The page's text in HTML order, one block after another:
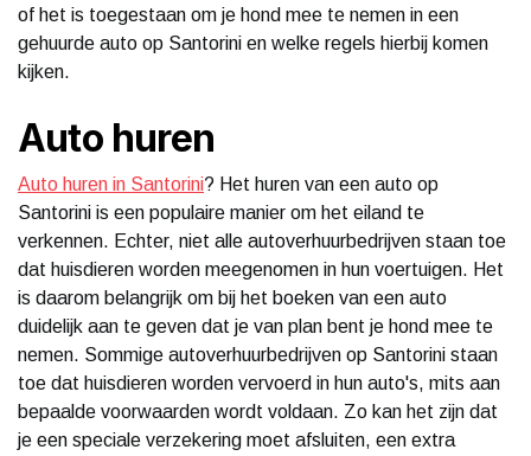
of het is toegestaan om je hond mee te nemen in een
gehuurde auto op Santorini en welke regels hierbij komen
kijken.
Auto huren
Auto huren in Santorini? Het huren van een auto op
Santorini is een populaire manier om het eiland te
verkennen. Echter, niet alle autoverhuurbedrijven staan toe
dat huisdieren worden meegenomen in hun voertuigen. Het
is daarom belangrijk om bij het boeken van een auto
duidelijk aan te geven dat je van plan bent je hond mee te
nemen. Sommige autoverhuurbedrijven op Santorini staan
toe dat huisdieren worden vervoerd in hun auto's, mits aan
bepaalde voorwaarden wordt voldaan. Zo kan het zijn dat
je een speciale verzekering moet afsluiten, een extra